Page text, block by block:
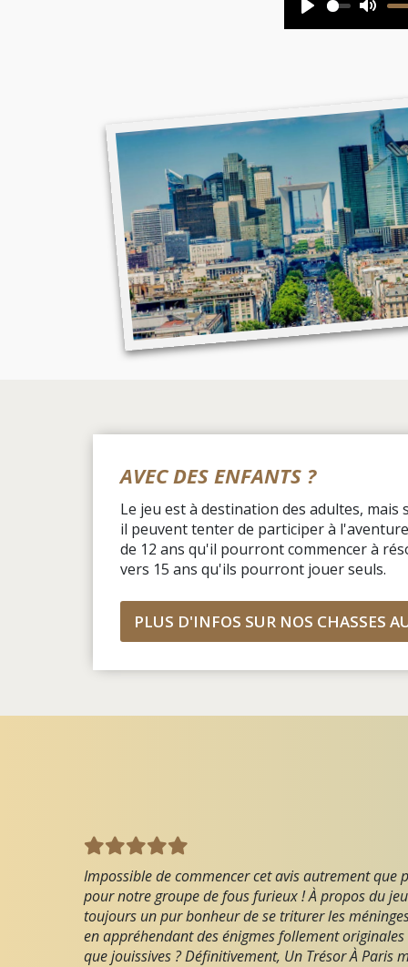
AVEC DES ENFANTS ?
Le jeu est à destination des adultes,
il peuvent tenter de participer à
de 12 ans qu'il pourront commencer à
vers 15 ans qu'ils pourront jouer seuls.
PLUS D'INFOS SUR NOS CHASSES
Impossible de commencer cet avis autrement
pour notre groupe de fous furieux ! À propos du
toujours un pur bonheur de se triturer les
en appréhendant des énigmes follement
que jouissives ? Définitivement, Un Trésor À Paris